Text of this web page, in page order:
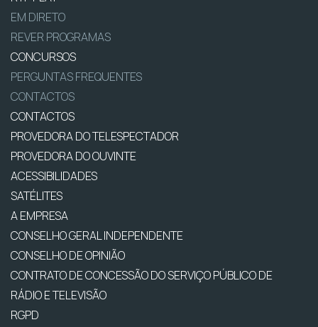
EM DIRETO
REVER PROGRAMAS
CONCURSOS
PERGUNTAS FREQUENTES
CONTACTOS
CONTACTOS
PROVEDORA DO TELESPECTADOR
PROVEDORA DO OUVINTE
ACESSIBILIDADES
SATÉLITES
A EMPRESA
CONSELHO GERAL INDEPENDENTE
CONSELHO DE OPINIÃO
CONTRATO DE CONCESSÃO DO SERVIÇO PÚBLICO DE
RÁDIO E TELEVISÃO
RGPD